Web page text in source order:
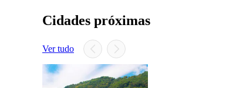
Cidades próximas
Ver tudo